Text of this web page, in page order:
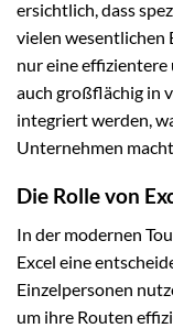
ersichtlich, dass
vielen wesentlichen
nur eine effizientere
auch großflächig in
integriert werden,
Unternehmen macht.
Die Rolle von
In der modernen
Excel eine
Einzelpersonen
um ihre Routen